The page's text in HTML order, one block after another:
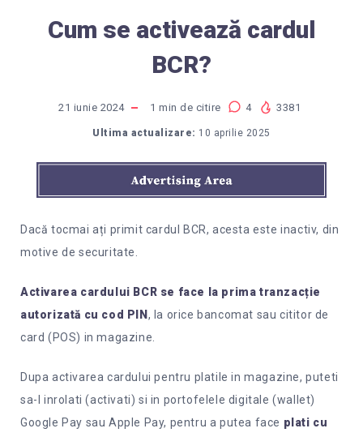
Cum se activează cardul
BCR?
21 iunie 2024 1 min de citire 4 3381
Ultima actualizare: 10 aprilie 2025
Dacă tocmai ați primit cardul BCR, acesta este inactiv, din
motive de securitate.
Activarea cardului BCR se face la prima tranzacție
autorizată cu cod PIN , la orice bancomat sau cititor de
card (POS) in magazine.
Dupa activarea cardului pentru platile in magazine, puteti
sa-l inrolati (activati) si in portofelele digitale (wallet)
Google Pay sau Apple Pay, pentru a putea face plati cu